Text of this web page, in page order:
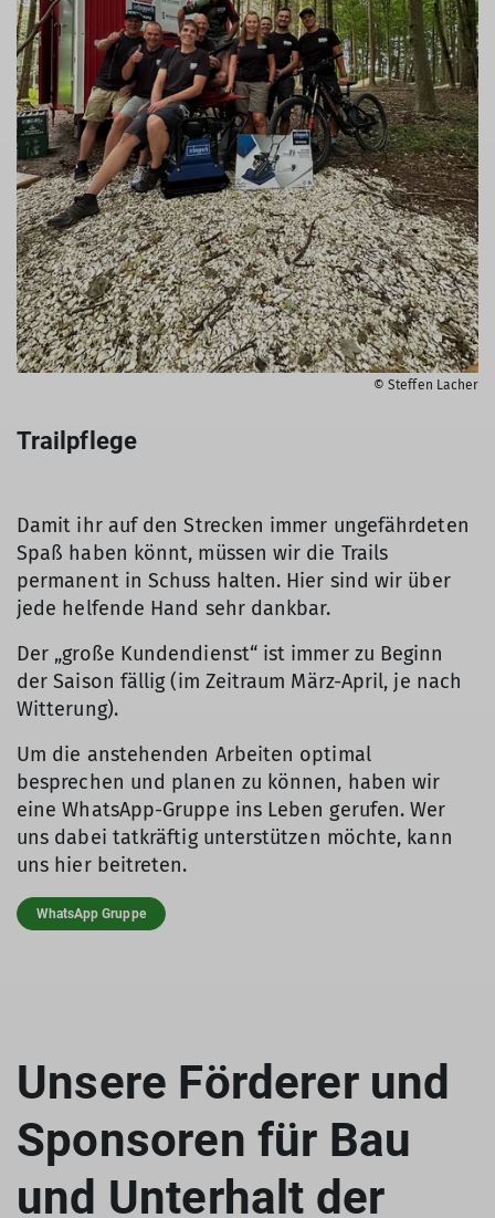
© Steffen Lacher
Trailpflege
Damit ihr auf den Strecken immer ungefährdeten
Spaß haben könnt, müssen wir die Trails
permanent in Schuss halten. Hier sind wir über
jede helfende Hand sehr dankbar.
Der „große Kundendienst“ ist immer zu Beginn
der Saison fällig (im Zeitraum März-April, je nach
Witterung).
Um die anstehenden Arbeiten optimal
besprechen und planen zu können, haben wir
eine WhatsApp-Gruppe ins Leben gerufen. Wer
uns dabei tatkräftig unterstützen möchte, kann
uns hier beitreten.
WhatsApp Gruppe
Unsere Förderer und
Sponsoren für Bau
und Unterhalt der